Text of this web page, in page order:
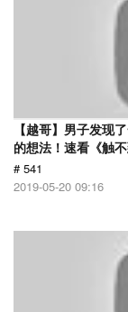
【越哥】男子发现
的想法！速看《触不
# 541
2019-05-20 09:16